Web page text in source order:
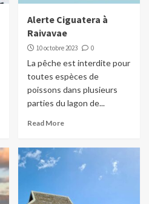
Alerte Ciguatera à
Raivavae
10 octobre 2023 0
La pêche est interdite pour
toutes espèces de
poissons dans plusieurs
parties du lagon de...
Read More